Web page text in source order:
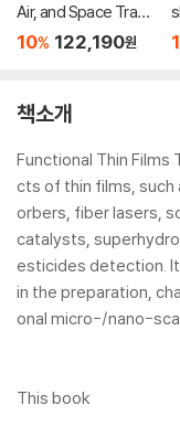
Air, and Space Trans
portation
10% 122,190원
책소개
Functional Thin
cts of thin films, such
orbers, fiber lasers,
catalysts,
esticides detection.
in the preparation,
onal micro-/nano-
This book